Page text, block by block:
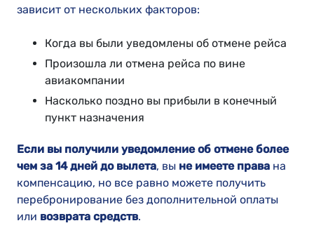
зависит от нескольких факторов:
Когда вы были уведомлены об отмене рейса
Произошла ли отмена рейса по вине
авиакомпании
Насколько поздно вы прибыли в конечный
пункт назначения
Если вы получили уведомление об отмене более
чем за 14 дней до вылета, вы не имеете права на
компенсацию, но все равно можете получить
перебронирование без дополнительной оплаты
или возврата средств.